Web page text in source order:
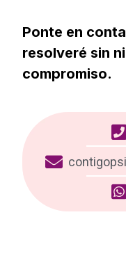
Ponte en
resolveré sin
compromiso.